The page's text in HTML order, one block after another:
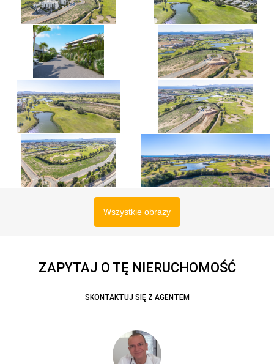
Wszystkie obrazy
ZAPYTAJ O TĘ NIERUCHOMOŚĆ
SKONTAKTUJ SIĘ Z AGENTEM